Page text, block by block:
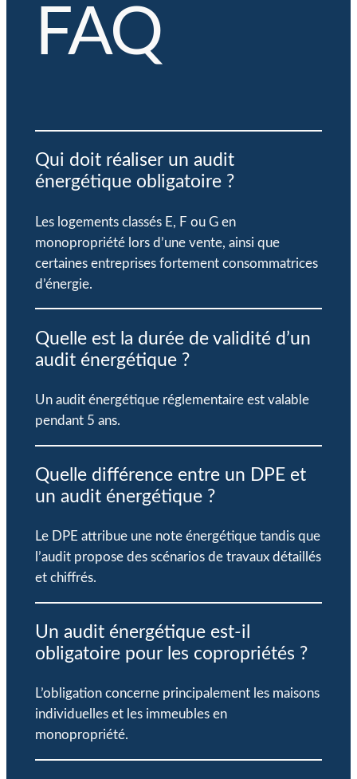
FAQ
Qui doit réaliser un audit
énergétique obligatoire ?
Les logements classés E, F ou G en
monopropriété lors d’une vente, ainsi que
certaines entreprises fortement consommatrices
d’énergie.
Quelle est la durée de validité d’un
audit énergétique ?
Un audit énergétique réglementaire est valable
pendant 5 ans.
Quelle différence entre un DPE et
un audit énergétique ?
Le DPE attribue une note énergétique tandis que
l’audit propose des scénarios de travaux détaillés
et chiffrés.
Un audit énergétique est-il
obligatoire pour les copropriétés ?
L’obligation concerne principalement les maisons
individuelles et les immeubles en
monopropriété.